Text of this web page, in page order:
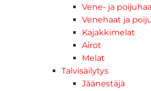
Vene- ja
Venehaat ja
Kajakkimelat
Airot
Melat
Talvisäilytys
Jäänestäjä